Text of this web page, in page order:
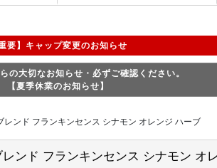
重要】キャップ変更のお知らせ
の大切なお知らせ・必ずご確認ください。
【夏季休業のお知らせ】
ド フランキンセンス シナモン オレンジ ハーブ
ド フランキンセンス シナモン オ